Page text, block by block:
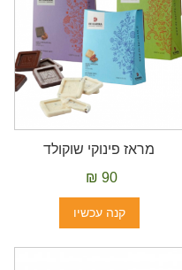
מראז פינוקי שוקולד
90 ₪
קנה עכשיו